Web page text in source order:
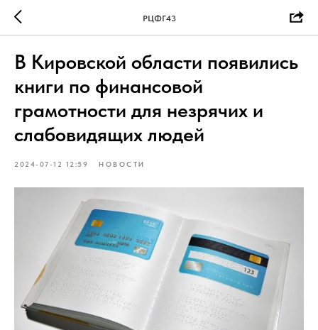
РЦФГ43
В Кировской области появились
книги по финансовой
грамотности для незрячих и
слабовидящих людей
2024-07-12 12:59 НОВОСТИ